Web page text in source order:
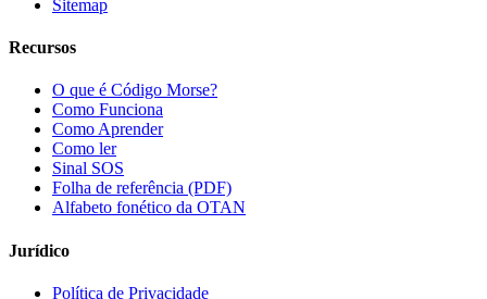
Sitemap
Recursos
O que é Código Morse?
Como Funciona
Como Aprender
Como ler
Sinal SOS
Folha de referência (PDF)
Alfabeto fonético da OTAN
Jurídico
Política de Privacidade